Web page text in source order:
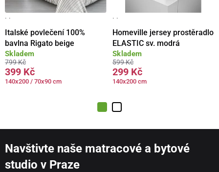
· ·
Italské povlečení 100%
bavlna Rigato beige
Skladem
799 Kč
399 Kč
140x200 / 70x90 cm
· ·
Homeville jersey prostěradlo
ELASTIC sv. modrá
Skladem
599 Kč
299 Kč
140x200 cm
Navštivte naše matracové a bytové
studio v Praze